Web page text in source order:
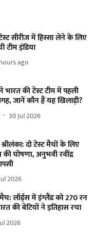
सीरीज में हिस्सा लेने के लिए
टीम इंडिया
ago
भारत की टेस्ट टीम में पहली
जानें कौन हैं यह खिलाड़ी?
30 Jul 2026
दो टेस्ट मैचों के लिए
की घोषणा, अनुभवी रवींद्र
2026
लॉर्ड्स में इंग्लैंड को 270 रन
की बेटियों ने इतिहास रचा
2026